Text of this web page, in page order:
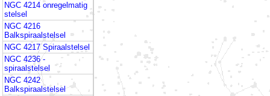
NGC 4214 onregelmatig
stelsel
NGC 4216
Balkspiraalstelsel
NGC 4217 Spiraalstelsel
NGC 4236 -
spiraalstelsel
NGC 4242
Balkspiraalstelsel